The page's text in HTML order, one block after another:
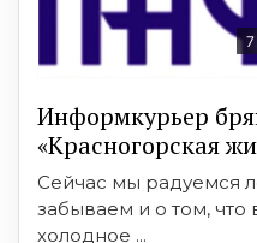
Информкурьер
«Красногорская
Сейчас мы радуемся
забываем и о том,
холодное ...